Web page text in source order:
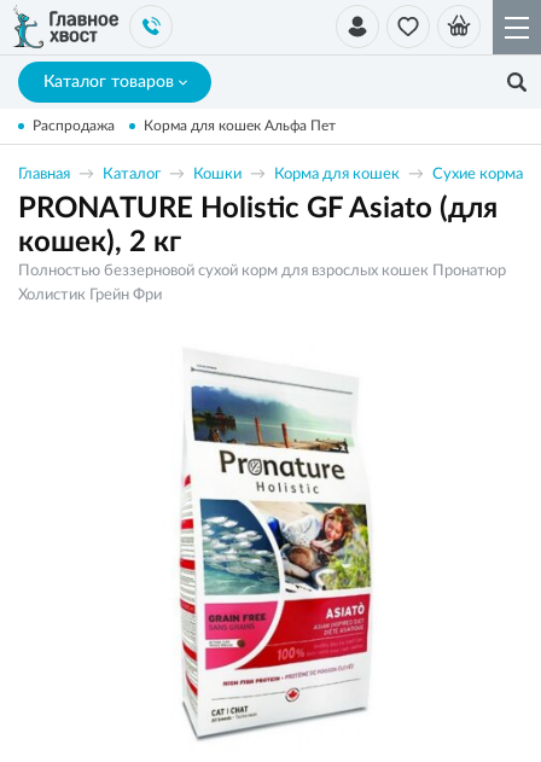
Каталог товаров
Распродажа Корма для кошек Альфа Пет
Главная Каталог Кошки Корма для кошек Сухие корма
PRONATURE Holistic GF Asiato (для
кошек), 2 кг
Полностью беззерновой сухой корм для взрослых кошек Пронатюр
Холистик Грейн Фри